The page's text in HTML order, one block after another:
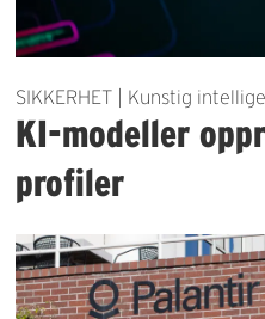
SIKKERHET | Kunstig
KI-modeller
profiler